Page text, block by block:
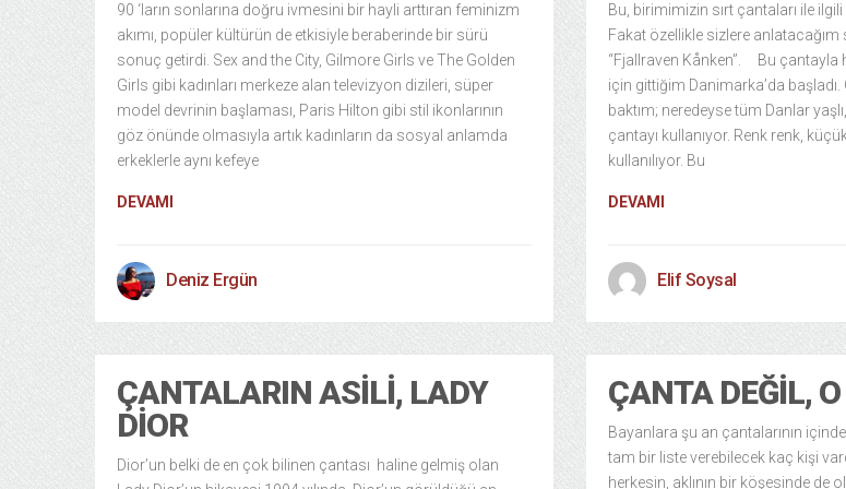
90 ‘ların sonlarına doğru ivmesini bir hayli arttıran feminizm
akımı, popüler kültürün de etkisiyle beraberinde bir sürü
sonuç getirdi. Sex and the City, Gilmore Girls ve The Golden
Girls gibi kadınları merkeze alan televizyon dizileri, süper
model devrinin başlaması, Paris Hilton gibi stil ikonlarının
göz önünde olmasıyla artık kadınların da sosyal anlamda
erkeklerle aynı kefeye
DEVAMI
Deniz Ergün
Bu, birimimizin sırt çantaları ile ilgili
Fakat özellikle sizlere anlatacağım
“Fjallraven Kånken”. Bu çantayla
için gittiğim Danimarka’da
baktım; neredeyse tüm Danlar
çantayı kullanıyor. Renk renk,
kullanılıyor. Bu
DEVAMI
Elif Soysal
ÇANTALARIN ASILI, LADY
DIOR
Dior’un belki de en çok bilinen çantası haline gelmiş olan
ÇANTA DEĞIL,
Bayanlara şu an çantalarının
tam bir liste verebilecek kaç kişi
herkesin, aklının bir köşesinde de